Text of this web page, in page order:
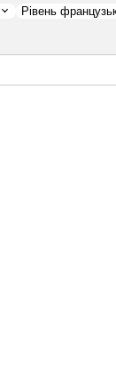
Рівень